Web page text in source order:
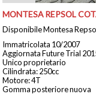
MONTESA REPSOL
Disponibile Montesa
Immatricolata 10/2007
Aggiornata Future Trial
Unico proprietario
Cilindrata: 250cc
Motore: 4T
Gomma posteriore nuova